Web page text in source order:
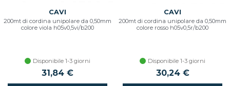
CAVI
200mt di cordina unipolare da 0,50mm
colore viola h05v0,5vi/b200
Disponibile 1-3 giorni
31,84 €
CAVI
200mt di cordina unipolare da 0,50mm
colore rosso h05v0,5r/b200
Disponibile 1-3 giorni
30,24 €